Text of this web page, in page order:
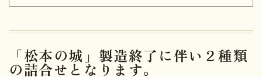
「松本の城」製造終了に伴い２種類
の詰合せとなります。